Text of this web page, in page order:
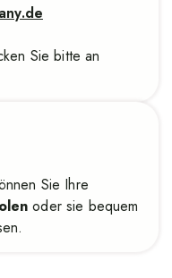
Sie bitte an
Sie Ihre
oder sie bequem